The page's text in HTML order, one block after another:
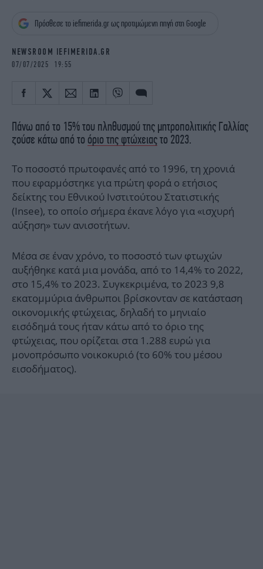
OSCARS
THE OCEAN
Πρόσθεσε το iefimerida.gr ως προτιμώμενη πηγή στη Google
NEWSROOM IEFIMERIDA.GR
07/07/2025 19:55
Πάνω από το 15% του πληθυσμού της μητροπολιτικής Γαλλίας
ζούσε κάτω από το όριο της φτώχειαςτο 2023.
Το ποσοστό πρωτοφανές από το 1996, τη χρονιά
που εφαρμόστηκε για πρώτη φορά ο ετήσιος
δείκτης του Εθνικού Ινστιτούτου Στατιστικής
(Insee), το οποίο σήμερα έκανε λόγο για «ισχυρή
αύξηση» των ανισοτήτων.
Μέσα σε έναν χρόνο, το ποσοστό των φτωχών
αυξήθηκε κατά μια μονάδα, από το 14,4% το 2022,
στο 15,4% το 2023. Συγκεκριμένα, το 2023 9,8
εκατομμύρια άνθρωποι βρίσκονταν σε κατάσταση
οικονομικής φτώχειας, δηλαδή το μηνιαίο
εισόδημά τους ήταν κάτω από το όριο της
φτώχειας, που ορίζεται στα 1.288 ευρώ για
μονοπρόσωπο νοικοκυριό (το 60% του μέσου
εισοδήματος).